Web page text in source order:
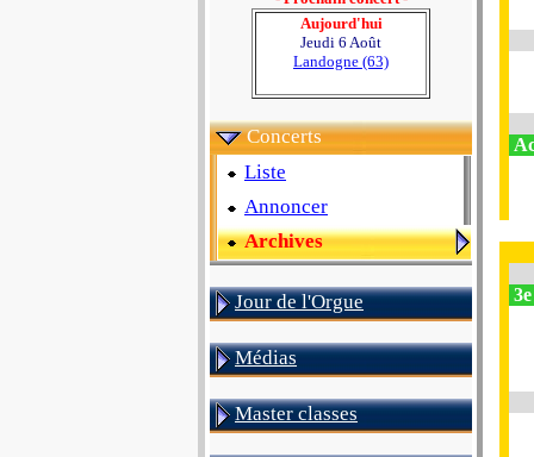
Aujourd'hui
Jeudi 6 Août
Landogne (63)
Concerts
Liste
Annoncer
Archives
Jour de l'Orgue
Médias
Master classes